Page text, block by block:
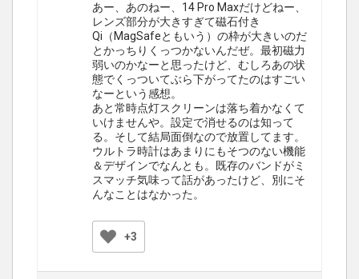
あー、あのねー、14 Pro Maxだけどねー、
レンズ部分が大きすぎて磁石付き
Qi（MagSafeともいう）の枠が大きいのだ
とかっちりくっつかないんだぜ。最初磁力
弱いのかなーと思ったけど、むしろあの状
態でくっついてぶら下がってたのはすごい
なーという感想。
あと常時点灯スクリーンは落ち着かなくて
いけませんや。設定で消せるのは知って
る。そして結局面倒なので放置してます。
ウルトラ時計はあまりにもそつのない機能
＆デザインでなんとも。既存のバンドがミ
スマッチ気味って話があったけど、別にそ
んなことはなかった。
+3